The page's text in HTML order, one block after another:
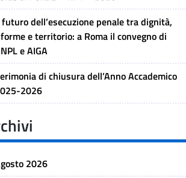
dell’esecuzione penale tra dignità,
e territorio: a Roma il convegno di
e AIGA
di chiusura dell’Anno Accademico
2026
2026